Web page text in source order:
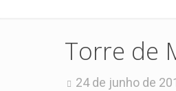
Torre de
24 de junho de